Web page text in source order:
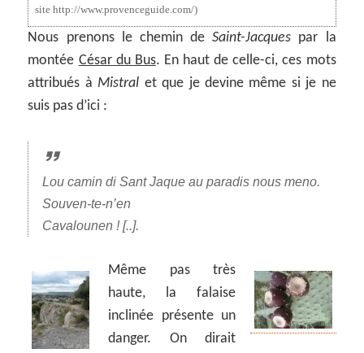
site http://www.provenceguide.com/)
Nous prenons le chemin deSaint-Jacques par la
montée César du Bus. En haut de celle-ci, ces mots
attribués à Mistral et que je devine même si je ne
suis pas d’ici :
Lou camin di Sant Jaque au paradis nous meno.
Souven-te-n’en
Cavalounen ! [..].
Même pas très
haute, la falaise
inclinée présente un
danger. On dirait